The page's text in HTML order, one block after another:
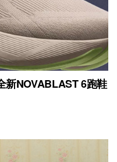
新NOVABLAST 6跑鞋